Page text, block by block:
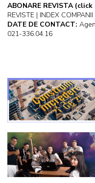
ABONARE REVISTA (click
REVISTE | INDEX COMPANII
DATE DE CONTACT:
021-336.04.16